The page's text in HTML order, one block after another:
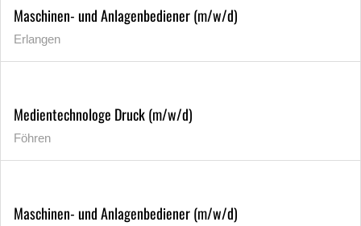
Maschinen- und Anlagenbediener (m/w/d)
Erlangen
Medientechnologe Druck (m/w/d)
Föhren
Maschinen- und Anlagenbediener (m/w/d)